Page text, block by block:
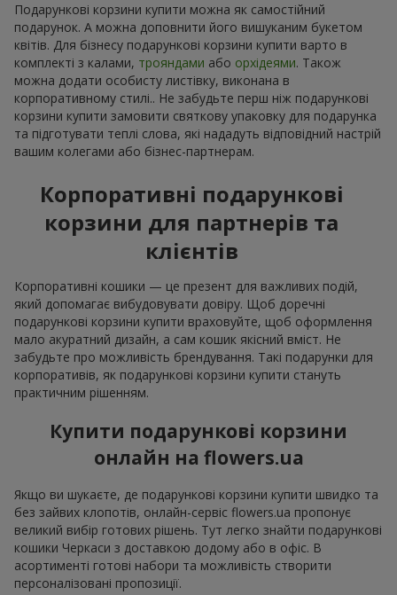
Подарункові корзини купити можна як самостійний
подарунок. А можна доповнити його вишуканим букетом
квітів. Для бізнесу подарункові корзини купити варто в
комплекті з калами, трояндами або орхідеями. Також
можна додати особисту листівку, виконана в
корпоративному стилі.. Не забудьте перш ніж подарункові
корзини купити замовити святкову упаковку для подарунка
та підготувати теплі слова, які нададуть відповідний настрій
вашим колегами або бізнес-партнерам.
Корпоративні подарункові
корзини для партнерів та
клієнтів
Корпоративні кошики — це презент для важливих подій,
який допомагає вибудовувати довіру. Щоб доречні
подарункові корзини купити враховуйте, щоб оформлення
мало акуратний дизайн, а сам кошик якісний вміст. Не
забудьте про можливість брендування. Такі подарунки для
корпоративів, як подарункові корзини купити стануть
практичним рішенням.
Купити подарункові корзини
онлайн на flowers.ua
Якщо ви шукаєте, де подарункові корзини купити швидко та
без зайвих клопотів, онлайн-сервіс flowers.ua пропонує
великий вибір готових рішень. Тут легко знайти подарункові
кошики Черкаси з доставкою додому або в офіс. В
асортименті готові набори та можливість створити
персоналізовані пропозиції.